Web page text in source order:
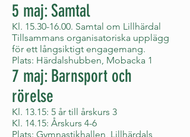
5 maj: Samtal
Kl. 15.30-16.00. Samtal om Lillhärdal
Tillsammans organisatoriska upplägg
för ett långsiktigt engagemang.
Plats: Härdalshubben, Mobacka 1
7 maj: Barnsport och
rörelse
Kl. 13.15: 5 år till årskurs 3
Kl. 14.15: Årskurs 4-6
Plats: Gymnastikhallen, Lillhärdals